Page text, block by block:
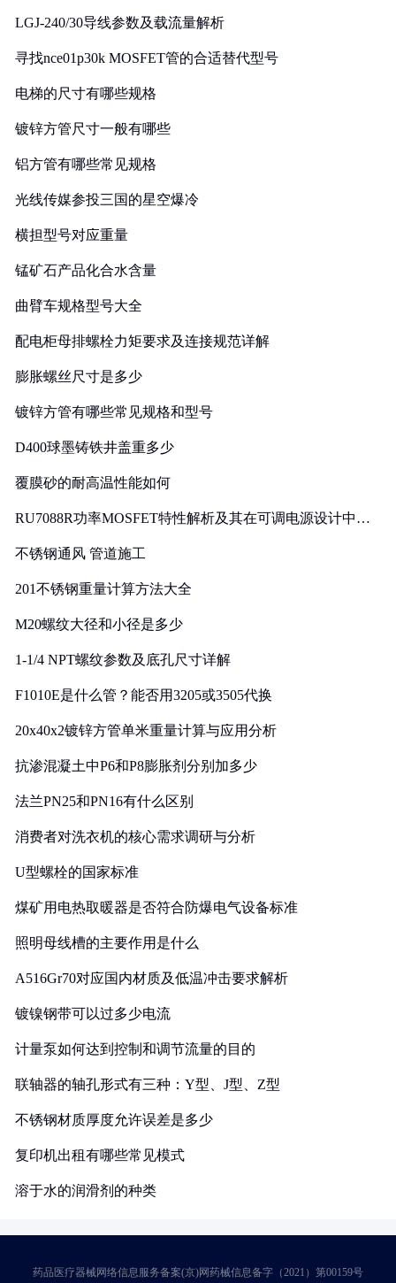
LGJ-240/30导线参数及载流量解析
寻找nce01p30k MOSFET管的合适替代型号
电梯的尺寸有哪些规格
镀锌方管尺寸一般有哪些
铝方管有哪些常见规格
光线传媒参投三国的星空爆冷
横担型号对应重量
锰矿石产品化合水含量
曲臂车规格型号大全
配电柜母排螺栓力矩要求及连接规范详解
膨胀螺丝尺寸是多少
镀锌方管有哪些常见规格和型号
D400球墨铸铁井盖重多少
覆膜砂的耐高温性能如何
RU7088R功率MOSFET特性解析及其在可调电源设计中的
不锈钢通风 管道施工
201不锈钢重量计算方法大全
M20螺纹大径和小径是多少
1-1/4 NPT螺纹参数及底孔尺寸详解
F1010E是什么管？能否用3205或3505代换
20x40x2镀锌方管单米重量计算与应用分析
抗渗混凝土中P6和P8膨胀剂分别加多少
法兰PN25和PN16有什么区别
消费者对洗衣机的核心需求调研与分析
U型螺栓的国家标准
煤矿用电热取暖器是否符合防爆电气设备标准
照明母线槽的主要作用是什么
A516Gr70对应国内材质及低温冲击要求解析
镀镍钢带可以过多少电流
计量泵如何达到控制和调节流量的目的
联轴器的轴孔形式有三种：Y型、J型、Z型
不锈钢材质厚度允许误差是多少
复印机出租有哪些常见模式
溶于水的润滑剂的种类
药品医疗器械网络信息服务备案(京)网药械信息备字（2021）第00159号